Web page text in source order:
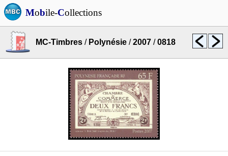
Mobile-Collections
MC-Timbres / Polynésie /2007 /0818